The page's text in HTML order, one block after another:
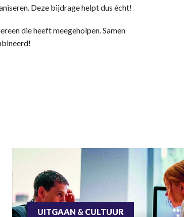
Deze bijdrage helpt dus écht!
die heeft meegeholpen. Samen
UITGAAN & CULTUUR